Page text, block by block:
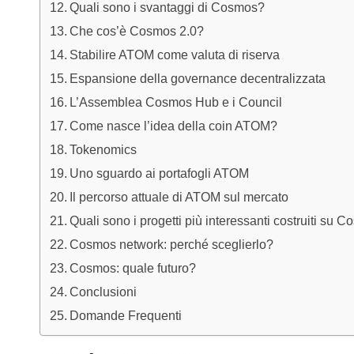
Quali sono i svantaggi di Cosmos?
Che cos’è Cosmos 2.0?
Stabilire ATOM come valuta di riserva
Espansione della governance decentralizzata
L’Assemblea Cosmos Hub e i Council
Come nasce l’idea della coin ATOM?
Tokenomics
Uno sguardo ai portafogli ATOM
Il percorso attuale di ATOM sul mercato
Quali sono i progetti più interessanti costruiti su
Cosmos network: perché sceglierlo?
Cosmos: quale futuro?
Conclusioni
Domande Frequenti